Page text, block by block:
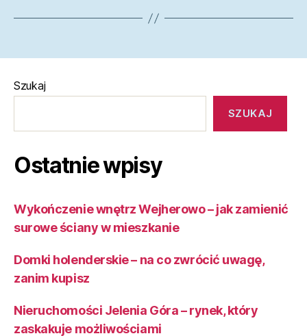
Szukaj
SZUKAJ
Ostatnie wpisy
Wykończenie wnętrz Wejherowo – jak zamienić
surowe ściany w mieszkanie
Domki holenderskie – na co zwrócić uwagę,
zanim kupisz
Nieruchomości Jelenia Góra – rynek, który
zaskakuje możliwościami